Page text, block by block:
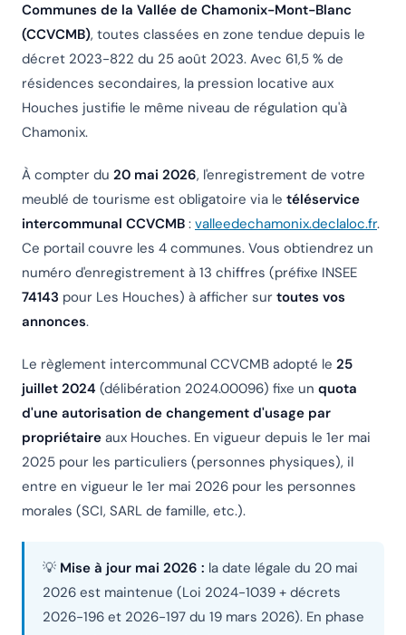
Communes de la Vallée de Chamonix-Mont-Blanc
(CCVCMB), toutes classées en zone tendue depuis le
décret 2023-822 du 25 août 2023. Avec 61,5 % de
résidences secondaires, la pression locative aux
Houches justifie le même niveau de régulation qu'à
Chamonix.
À compter du 20 mai 2026, l'enregistrement de votre
meublé de tourisme est obligatoire via le téléservice
intercommunal CCVCMB : valleedechamonix.declaloc.fr.
Ce portail couvre les 4 communes. Vous obtiendrez un
numéro d'enregistrement à 13 chiffres (préfixe INSEE
74143 pour Les Houches) à afficher sur toutes vos
annonces.
Le règlement intercommunal CCVCMB adopté le 25
juillet 2024 (délibération 2024.00096) fixe un quota
d'une autorisation de changement d'usage par
propriétaire aux Houches. En vigueur depuis le 1er mai
2025 pour les particuliers (personnes physiques), il
entre en vigueur le 1er mai 2026 pour les personnes
morales (SCI, SARL de famille, etc.).
💡 Mise à jour mai 2026 : la date légale du 20 mai
2026 est maintenue (Loi 2024-1039 + décrets
2026-196 et 2026-197 du 19 mars 2026). En phase